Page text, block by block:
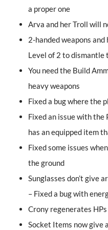
a proper one
Arva and her Troll will
2-handed weapons
Level of 2 to dismantle
You need the Build
heavy weapons
Fixed a bug where the
Fixed an issue with
has an equipped item
Fixed some issues
the ground
Sunglasses don’t give
– Fixed a bug with
Crony regenerates
Socket Items now give